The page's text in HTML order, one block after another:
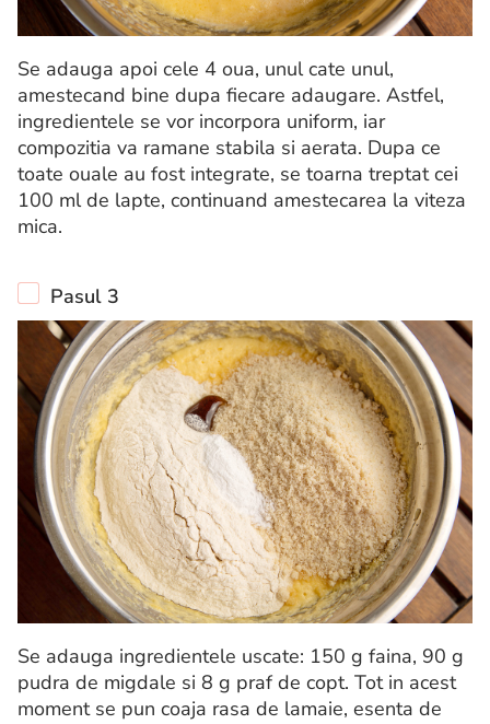
Se adauga apoi cele 4 oua, unul cate unul,
amestecand bine dupa fiecare adaugare. Astfel,
ingredientele se vor incorpora uniform, iar
compozitia va ramane stabila si aerata. Dupa ce
toate ouale au fost integrate, se toarna treptat cei
100 ml de lapte, continuand amestecarea la viteza
mica.
Pasul 3
Se adauga ingredientele uscate: 150 g faina, 90 g
pudra de migdale si 8 g praf de copt. Tot in acest
moment se pun coaja rasa de lamaie, esenta de